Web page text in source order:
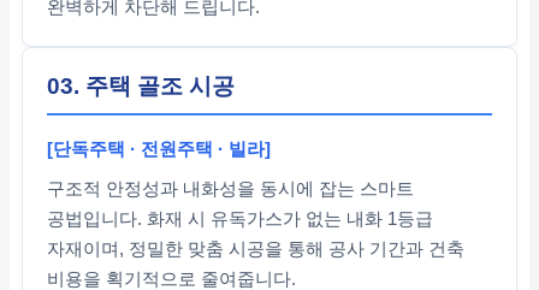
완벽하게 차단해 드립니다.
03. 주택 골조 시공
[단독주택 · 전원주택 · 빌라]
구조적 안정성과 내화성을 동시에 잡는 스마트
공법입니다. 화재 시 유독가스가 없는 내화 1등급
자재이며, 정밀한 맞춤 시공을 통해 공사 기간과 건축
비용을 획기적으로 줄여줍니다.